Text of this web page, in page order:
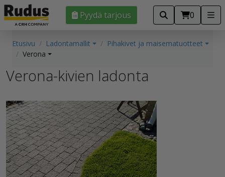
Pyydä tarjous 0
Etusivu Ladontamallit
Pihakivet ja maisematuotteet
Verona
Verona-kivien ladonta